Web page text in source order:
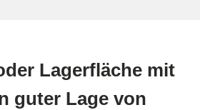
Lagerfläche mit
guter Lage von